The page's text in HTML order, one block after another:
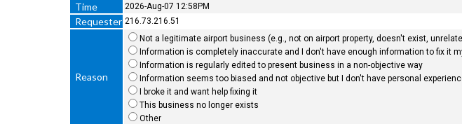
Time 2026-Aug-07 12:58PM
Requester 216.73.216.51
Reason
Not a legitimate airport business (e.g., not on airport property, doesn't exist,
Information is completely inaccurate and I don't have enough information to fix it
Information is regularly edited to present business in a non-objective way
Information seems too biased and not objective but I don't have personal
I broke it and want help fixing it
This business no longer exists
Other